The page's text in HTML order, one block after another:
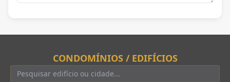
CONDOMÍNIOS / EDIFÍCIOS